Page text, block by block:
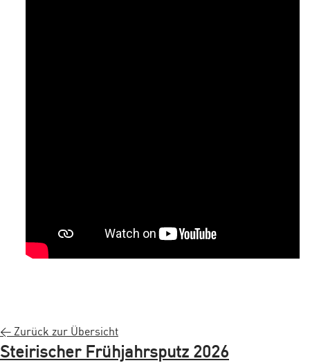
< Zurück zur Übersicht
Steirischer Frühjahrsputz 2026